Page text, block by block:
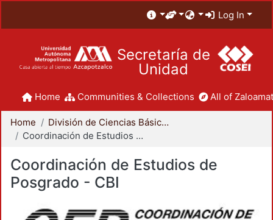
Log In
Secretaría de
Unidad
Home Communities & Collections All of
Home
División de Ciencias Básicas e Ingeniería
Coordinación de Estudios de Posgrado - CBI
Coordinación de Estudios de
Posgrado - CBI